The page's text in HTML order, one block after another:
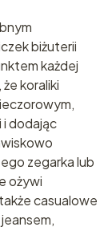
biżuterii
każdej
koraliki
i dodając
zegarka lub
ożywi
casualowe